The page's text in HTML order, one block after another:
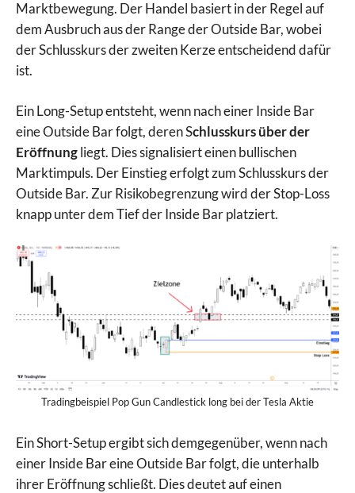
Marktbewegung. Der Handel basiert in der Regel auf
dem Ausbruch aus der Range der Outside Bar, wobei
der Schlusskurs der zweiten Kerze entscheidend dafür
ist.
Ein Long-Setup entsteht, wenn nach einer Inside Bar
eine Outside Bar folgt, deren Schlusskurs über der
Eröffnungliegt. Dies signalisiert einen bullischen
Marktimpuls. Der Einstieg erfolgt zum Schlusskurs der
Outside Bar. Zur Risikobegrenzung wird der Stop-Loss
knapp unter dem Tief der Inside Bar platziert.
Tradingbeispiel Pop Gun Candlestick long bei der Tesla Aktie
Ein Short-Setup ergibt sich demgegenüber, wenn nach
einer Inside Bar eine Outside Bar folgt, die unterhalb
ihrer Eröffnung schließt. Dies deutet auf einen